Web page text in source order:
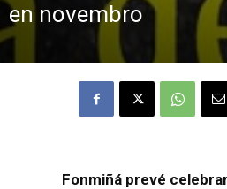
en novembro
Fonmiñá prevé